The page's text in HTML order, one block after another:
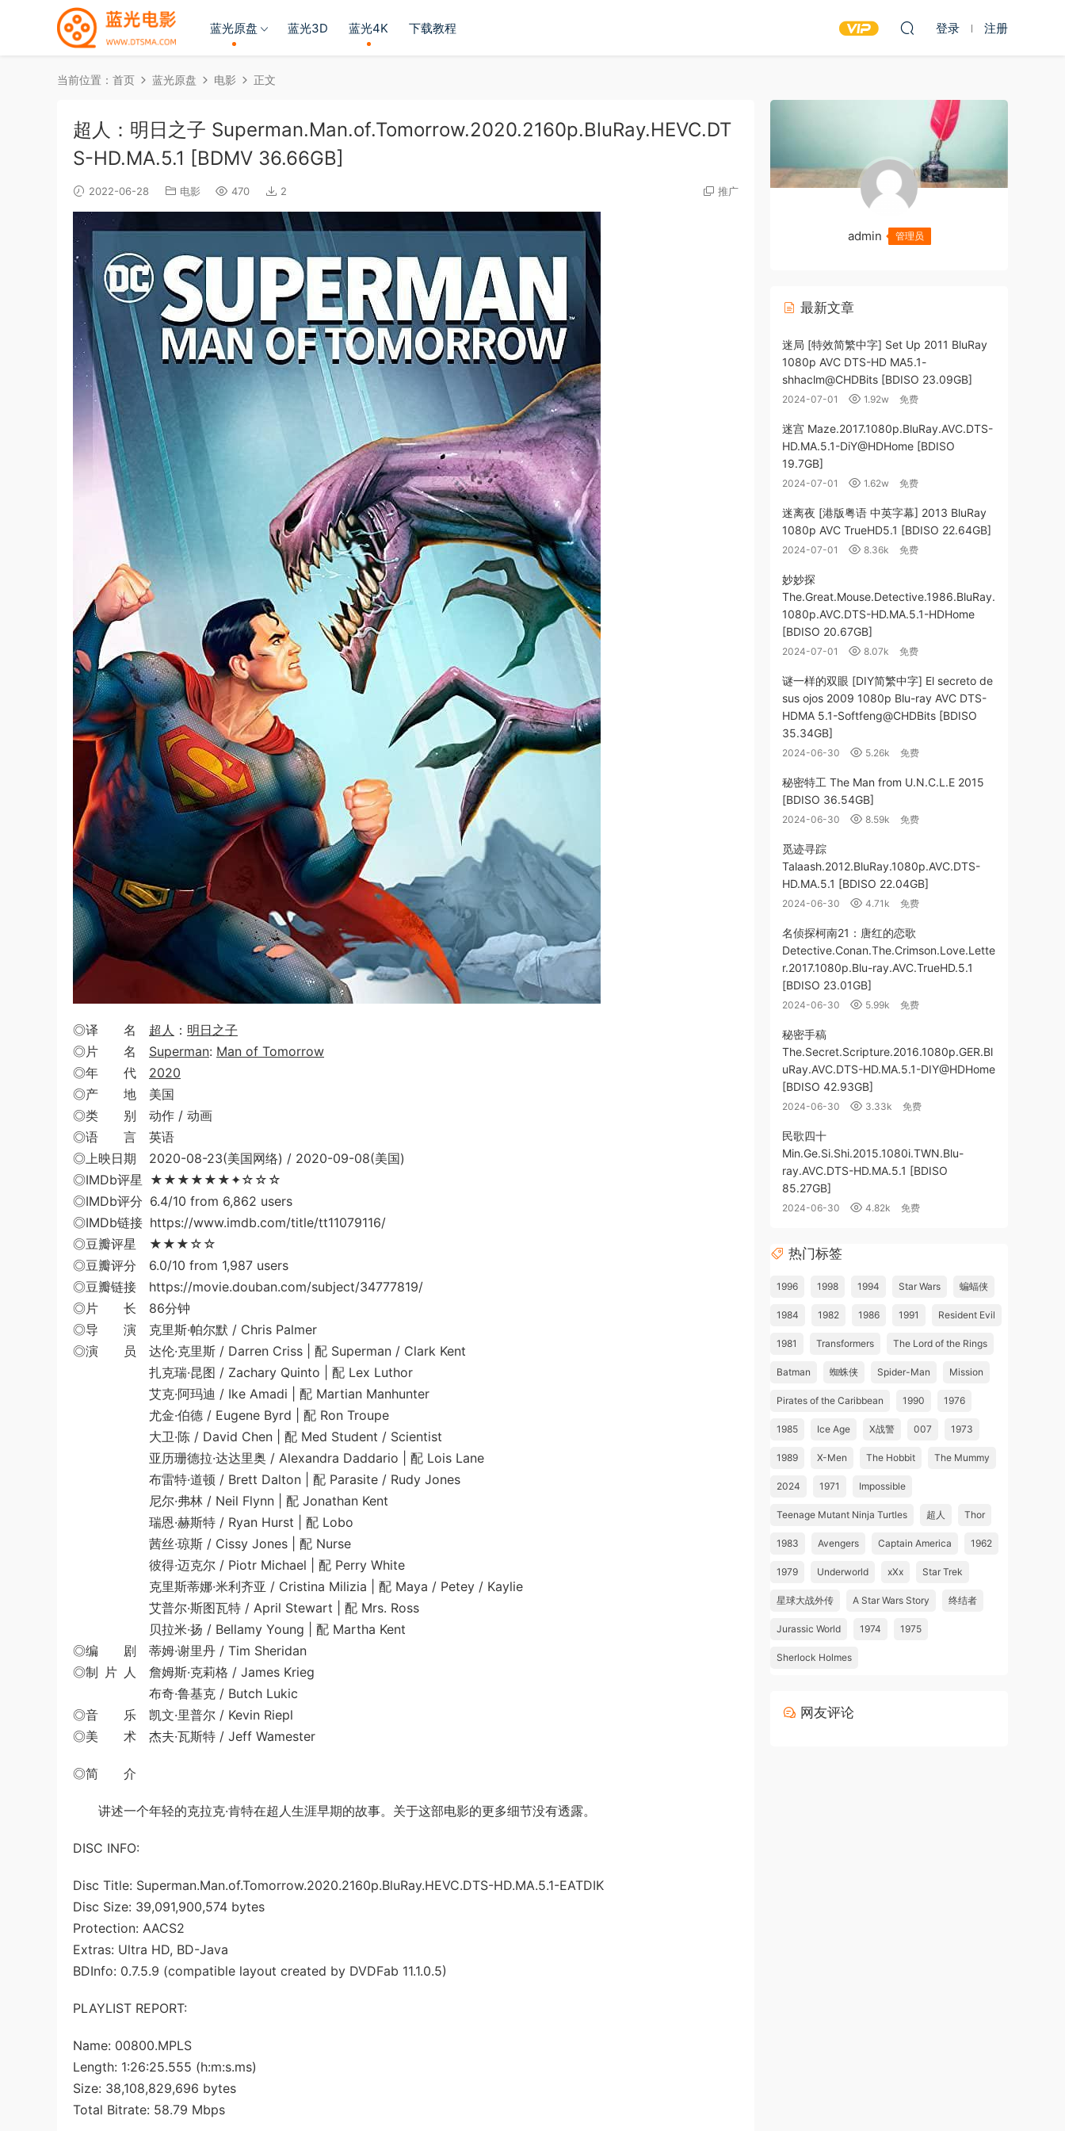
蓝光原盘 蓝光3D 蓝光4K 下载教程 登录 注册
当前位置： 首页 蓝光原盘 电影 正文
超人：明日之子 Superman.Man.of.Tomorrow.2020.2160p.BluRay.HEVC.DT
S-HD.MA.5.1 [BDMV 36.66GB]
2022-06-28 电影 470 2 推广
◎译 名 超人 ： 明日之子
◎片 名 Superman: Man of Tomorrow
◎年 代 2020
◎产 地 美国
◎类 别 动作 / 动画
◎语 言 英语
◎上映日期 2020-08-23(美国网络) / 2020-09-08(美国)
◎IMDb评星 ★★★★★★✦☆☆☆
◎IMDb评分 6.4/10 from 6,862 users
◎IMDb链接 https://www.imdb.com/title/tt11079116/
◎豆瓣评星 ★★★☆☆
◎豆瓣评分 6.0/10 from 1,987 users
◎豆瓣链接 https://movie.douban.com/subject/34777819/
◎片 长 86分钟
◎导 演 克里斯·帕尔默 / Chris Palmer
◎演 员 达伦·克里斯 / Darren Criss | 配 Superman / Clark Kent
扎克瑞·昆图 / Zachary Quinto | 配 Lex Luthor
艾克·阿玛迪 / Ike Amadi | 配 Martian Manhunter
尤金·伯德 / Eugene Byrd | 配 Ron Troupe
大卫·陈 / David Chen | 配 Med Student / Scientist
亚历珊德拉·达达里奥 / Alexandra Daddario | 配 Lois Lane
布雷特·道顿 / Brett Dalton | 配 Parasite / Rudy Jones
尼尔·弗林 / Neil Flynn | 配 Jonathan Kent
瑞恩·赫斯特 / Ryan Hurst | 配 Lobo
茜丝·琼斯 / Cissy Jones | 配 Nurse
彼得·迈克尔 / Piotr Michael | 配 Perry White
克里斯蒂娜·米利齐亚 / Cristina Milizia | 配 Maya / Petey / Kaylie
艾普尔·斯图瓦特 / April Stewart | 配 Mrs. Ross
贝拉米·扬 / Bellamy Young | 配 Martha Kent
◎编 剧 蒂姆·谢里丹 / Tim Sheridan
◎制 片 人 詹姆斯·克莉格 / James Krieg
布奇·鲁基克 / Butch Lukic
◎音 乐 凯文·里普尔 / Kevin Riepl
◎美 术 杰夫·瓦斯特 / Jeff Wamester
◎简 介
讲述一个年轻的克拉克·肯特在超人生涯早期的故事。关于这部电影的更多细节没有透露。
DISC INFO:
Disc Title: Superman.Man.of.Tomorrow.2020.2160p.BluRay.HEVC.DTS-HD.MA.5.1-EATDIK
Disc Size: 39,091,900,574 bytes
Protection: AACS2
Extras: Ultra HD, BD-Java
BDInfo: 0.7.5.9 (compatible layout created by DVDFab 11.1.0.5)
PLAYLIST REPORT:
Name: 00800.MPLS
Length: 1:26:25.555 (h:m:s.ms)
Size: 38,108,829,696 bytes
Total Bitrate: 58.79 Mbps
admin 管理员
最新文章
迷局 [特效简繁中字] Set Up 2011 BluRay
1080p AVC DTS-HD MA5.1-
shhaclm@CHDBits [BDISO 23.09GB]
2024-07-01 1.92w 免费
迷宫 Maze.2017.1080p.BluRay.AVC.DTS-
HD.MA.5.1-DiY@HDHome [BDISO
19.7GB]
2024-07-01 1.62w 免费
迷离夜 [港版粤语 中英字幕] 2013 BluRay
1080p AVC TrueHD5.1 [BDISO 22.64GB]
2024-07-01 8.36k 免费
妙妙探
The.Great.Mouse.Detective.1986.BluRay.
1080p.AVC.DTS-HD.MA.5.1-HDHome
[BDISO 20.67GB]
2024-07-01 8.07k 免费
谜一样的双眼 [DIY简繁中字] El secreto de
sus ojos 2009 1080p Blu-ray AVC DTS-
HDMA 5.1-Softfeng@CHDBits [BDISO
35.34GB]
2024-06-30 5.26k 免费
秘密特工 The Man from U.N.C.L.E 2015
[BDISO 36.54GB]
2024-06-30 8.59k 免费
觅迹寻踪
Talaash.2012.BluRay.1080p.AVC.DTS-
HD.MA.5.1 [BDISO 22.04GB]
2024-06-30 4.71k 免费
名侦探柯南21：唐红的恋歌
Detective.Conan.The.Crimson.Love.Lette
r.2017.1080p.Blu-ray.AVC.TrueHD.5.1
[BDISO 23.01GB]
2024-06-30 5.99k 免费
秘密手稿
The.Secret.Scripture.2016.1080p.GER.Bl
uRay.AVC.DTS-HD.MA.5.1-DIY@HDHome
[BDISO 42.93GB]
2024-06-30 3.33k 免费
民歌四十
Min.Ge.Si.Shi.2015.1080i.TWN.Blu-
ray.AVC.DTS-HD.MA.5.1 [BDISO
85.27GB]
2024-06-30 4.82k 免费
热门标签
1996 1998 1994 Star Wars 蝙蝠侠
1984 1982 1986 1991 Resident Evil
1981 Transformers The Lord of the Rings
Batman 蜘蛛侠 Spider-Man Mission
Pirates of the Caribbean 1990 1976
1985 Ice Age X战警 007 1973
1989 X-Men The Hobbit The Mummy
2024 1971 Impossible
Teenage Mutant Ninja Turtles 超人 Thor
1983 Avengers Captain America 1962
1979 Underworld xXx Star Trek
星球大战外传 A Star Wars Story 终结者
Jurassic World 1974 1975
Sherlock Holmes
网友评论